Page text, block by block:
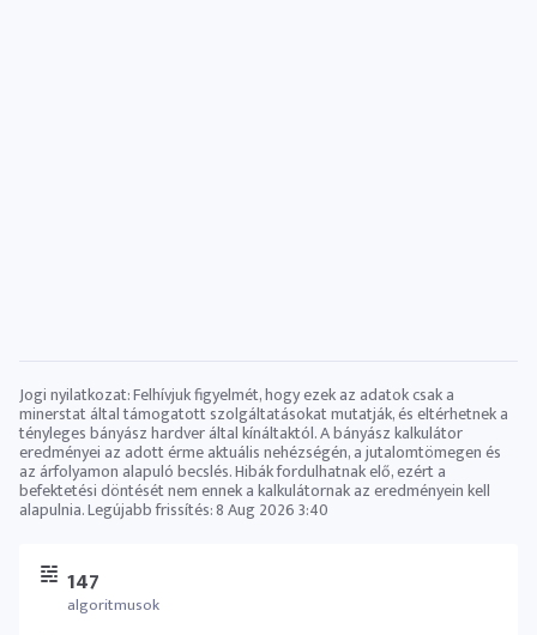
147
algoritmusok
Jogi nyilatkozat: Felhívjuk figyelmét, hogy ezek az adatok csak a
minerstat által támogatott szolgáltatásokat mutatják, és eltérhetnek a
tényleges bányász ​​hardver által kínáltaktól. A bányász ​​kalkulátor
eredményei az adott érme aktuális nehézségén, a jutalomtömegen és
az árfolyamon alapuló becslés. Hibák fordulhatnak elő, ezért a
befektetési döntését nem ennek a kalkulátornak az eredményein kell
alapulnia. Legújabb frissítés:8 Aug 2026 3:40